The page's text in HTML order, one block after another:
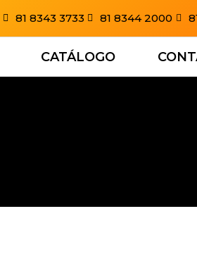
81 8343 3733 81 8344 2000
CATÁLOGO